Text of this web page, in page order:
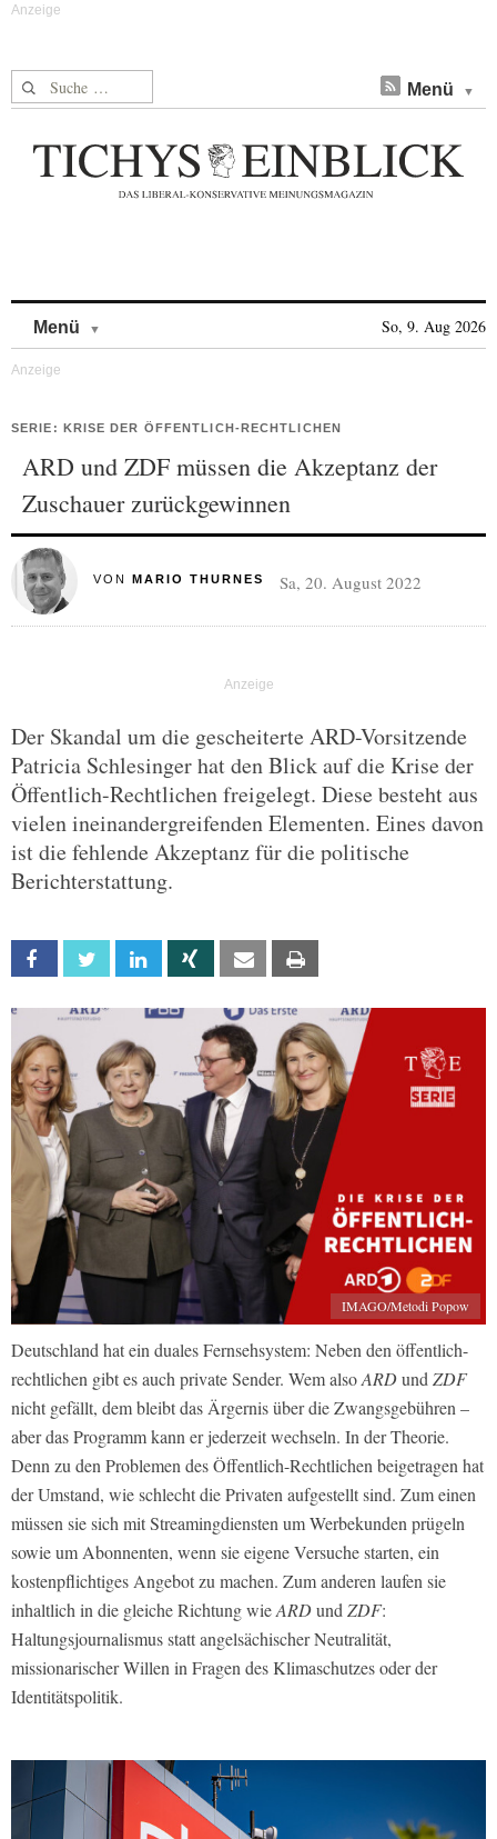
Suche nach: Menü
Menü So, 9. Aug 2026
SERIE: KRISE DER ÖFFENTLICH-RECHTLICHEN
ARD und ZDF müssen die Akzeptanz der
Zuschauer zurückgewinnen
VON MARIO THURNES Sa, 20. August 2022
Der Skandal um die gescheiterte ARD-Vorsitzende
Patricia Schlesinger hat den Blick auf die Krise der
Öffentlich-Rechtlichen freigelegt. Diese besteht aus
vielen ineinandergreifenden Elementen. Eines davon
ist die fehlende Akzeptanz für die politische
Berichterstattung.
Facebook Twitter Linkedin Xing Email
IMAGO/Metodi Popow
Deutschland hat ein duales Fernsehsystem: Neben den öffentlich-
rechtlichen gibt es auch private Sender. Wem alsoARDundZDF
nicht gefällt, dem bleibt das Ärgernis über die Zwangsgebühren –
aber das Programm kann er jederzeit wechseln. In der Theorie.
Denn zu den Problemen des Öffentlich-Rechtlichen beigetragen hat
der Umstand, wie schlecht die Privaten aufgestellt sind. Zum einen
müssen sie sich mit Streamingdiensten um Werbekunden prügeln
sowie um Abonnenten, wenn sie eigene Versuche starten, ein
kostenpflichtiges Angebot zu machen. Zum anderen laufen sie
inhaltlich in die gleiche Richtung wieARDundZDF:
Haltungsjournalismus statt angelsächischer Neutralität,
missionarischer Willen in Fragen des Klimaschutzes oder der
Identitätspolitik.